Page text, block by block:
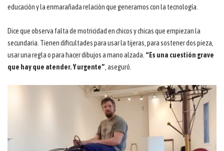
educación y la enmarañada relación que generamos con la tecnología.
Dice que observa falta de motricidad en chicos y chicas que empiezan la
secundaria. Tienen dificultades para usar la tijeras, para sostener dos pieza,
usar una regla o para hacer dibujos a mano alzada. “Es una cuestión grave
que hay que atender. Y urgente”, aseguró.